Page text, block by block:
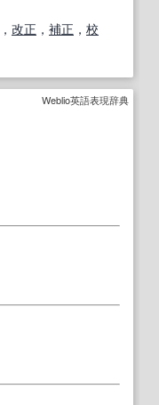
， 改正 ， 補正 ， 校
Weblio英語表現辞典